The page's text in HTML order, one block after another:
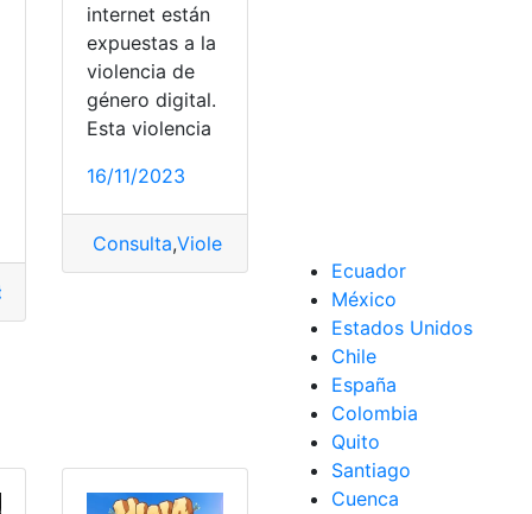
Formulario ,género
género,podrá
internet están
expuestas a la
violencia de
género digital.
Esta violencia
16/11/2023
Consulta,Violencia
Ecuador
México
Estados Unidos
Chile
España
Colombia
Quito
Santiago
Cuenca